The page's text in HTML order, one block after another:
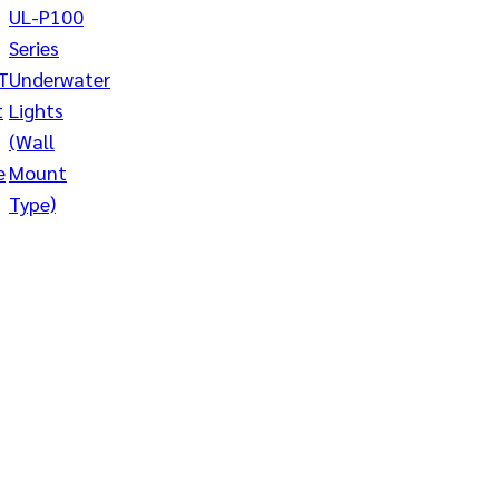
UL-P100
Series
Underwater
Lights
(Wall
Mount
Type)